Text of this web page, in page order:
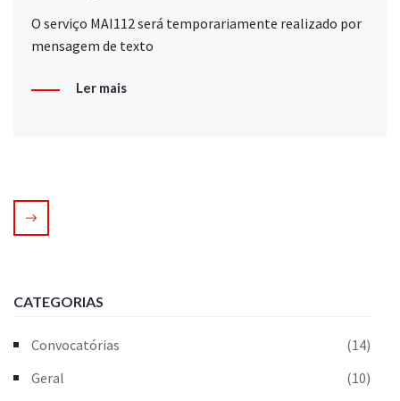
O serviço MAI112 será temporariamente realizado por
mensagem de texto
Ler mais
CATEGORIAS
Convocatórias
(14)
Geral
(10)